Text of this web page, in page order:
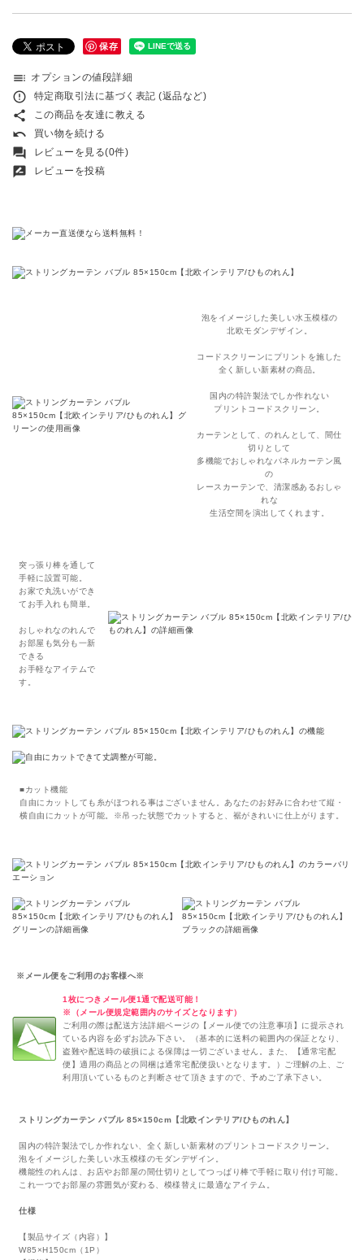
保存
toc オプションの値段詳細
error_outline 特定商取引法に基づく表記 (返品など)
share この商品を友達に教える
undo 買い物を続ける
forum レビューを見る(0件)
rate_review レビューを投稿
泡をイメージした美しい水玉模様の
北欧モダンデザイン。
コードスクリーンにプリントを施した
全く新しい新素材の商品。
国内の特許製法でしか作れない
プリントコードスクリーン。
カーテンとして、のれんとして、間仕
切りとして
多機能でおしゃれなパネルカーテン風
の
レースカーテンで、清潔感あるおしゃ
れな
生活空間を演出してくれます。
突っ張り棒を通して
手軽に設置可能。
お家で丸洗いができ
てお手入れも簡単。
おしゃれなのれんで
お部屋も気分も一新
できる
お手軽なアイテムで
す。
■カット機能
自由にカットしても糸がほつれる事はございません。あなたのお好みに合わせて縦・
横自由にカットが可能。※吊った状態でカットすると、裾がきれいに仕上がります。
※メール便をご利用のお客様へ※
1枚につきメール便1通で配送可能！
※（メール便規定範囲内のサイズとなります）
ご利用の際は配送方法詳細ページの【メール便での注意事項】に提示され
ている内容を必ずお読み下さい。（基本的に送料の範囲内の保証となり、
盗難や配送時の破損による保障は一切ございません。また、【通常宅配
便】適用の商品との同梱は通常宅配便扱いとなります。）ご理解の上、ご
利用頂いているものと判断させて頂きますので、予めご了承下さい。
ストリングカーテン バブル 85×150cm【北欧インテリア/ひものれん】
国内の特許製法でしか作れない、全く新しい新素材のプリントコードスクリーン。
泡をイメージした美しい水玉模様のモダンデザイン。
機能性のれんは、お店やお部屋の間仕切りとしてつっぱり棒で手軽に取り付け可能。
これ一つでお部屋の雰囲気が変わる、模様替えに最適なアイテム。
仕様
【製品サイズ（内容）】
W85×H150cm（1P）